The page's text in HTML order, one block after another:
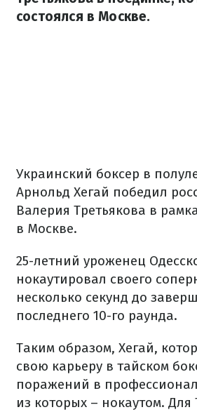
состоялся в Москве.
Украинский боксер в
Арнольд Хегай победил
Валерия Третьякова в
в Москве.
25-летний уроженец
нокаутировал своего
несколько секунд до
последнего 10-го раунда.
Таким образом, Хегай,
свою карьеру в тайском
поражений в
из которых – нокаутом. Для